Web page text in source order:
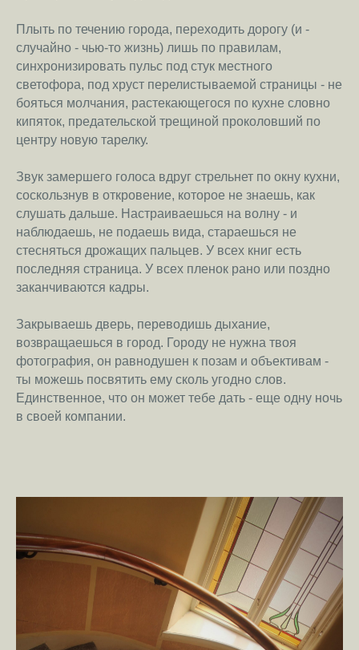
Плыть по течению города, переходить дорогу (и -
случайно - чью-то жизнь) лишь по правилам,
синхронизировать пульс под стук местного
светофора, под хруст перелистываемой страницы - не
бояться молчания, растекающегося по кухне словно
кипяток, предательской трещиной проколовший по
центру новую тарелку.
Звук замершего голоса вдруг стрельнет по окну кухни,
соскользнув в откровение, которое не знаешь, как
слушать дальше. Настраиваешься на волну - и
наблюдаешь, не подаешь вида, стараешься не
стесняться дрожащих пальцев. У всех книг есть
последняя страница. У всех пленок рано или поздно
заканчиваются кадры.
Закрываешь дверь, переводишь дыхание,
возвращаешься в город. Городу не нужна твоя
фотография, он равнодушен к позам и объективам -
ты можешь посвятить ему сколь угодно слов.
Единственное, что он может тебе дать - еще одну ночь
в своей компании.